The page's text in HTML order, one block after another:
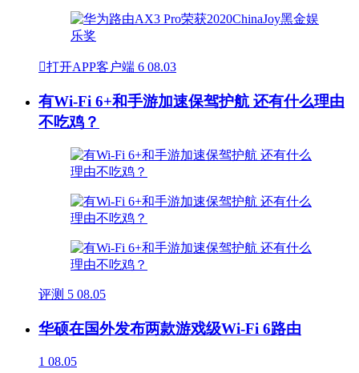
打开APP客户端 6 08.03
有Wi-Fi 6+和手游加速保驾护航 还有什么理由
不吃鸡？
评测 5 08.05
华硕在国外发布两款游戏级Wi-Fi 6路由
1 08.05